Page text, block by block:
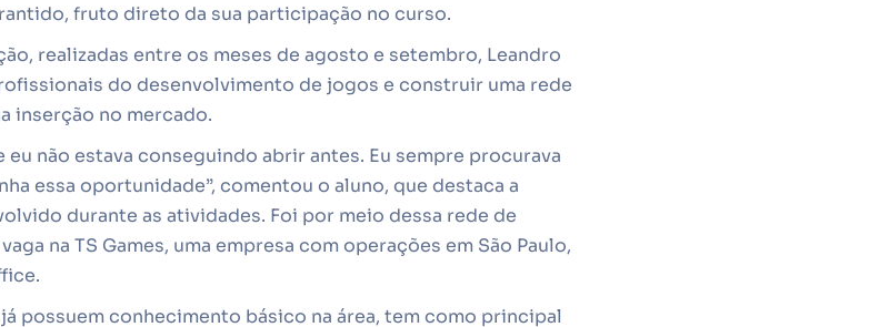
fruto direto da sua participação no curso.
realizadas entre os meses de agosto e setembro, Leandro
do desenvolvimento de jogos e construir uma rede
inserção no mercado.
eu não estava conseguindo abrir antes. Eu sempre procurava
essa oportunidade”, comentou o aluno, que destaca a
durante as atividades. Foi por meio dessa rede de
na TS Games, uma empresa com operações em São Paulo,
possuem conhecimento básico na área, tem como principal